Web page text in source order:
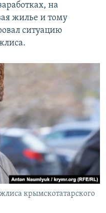
на
жилье и тому
ситуацию
крымскотатарского